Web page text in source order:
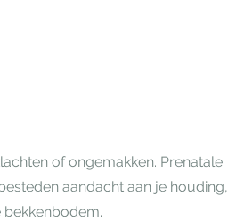
of ongemakken. Prenatale
aandacht aan je houding,
bekkenbodem.